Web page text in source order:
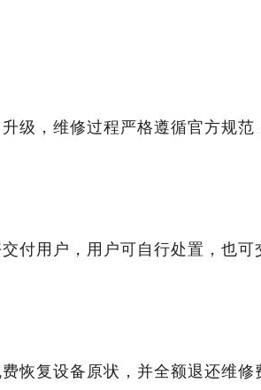
级，维修过程严格遵循官方规范
付用户，用户可自行处置，也可
恢复设备原状，并全额退还维修